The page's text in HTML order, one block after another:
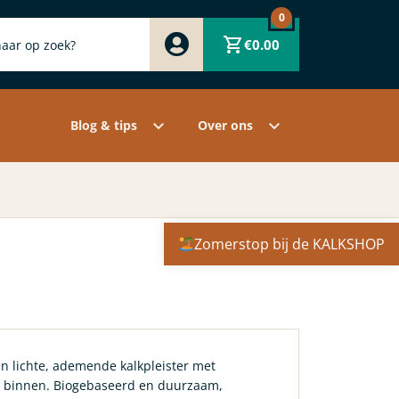
€0.00
0
Zwart
Grijs
Overige pigmenten
Blog & tips Over ons
Contact
lichte, ademende kalkpleister met
Biogebaseerd en duurzaam,
Zomerstop bij de KALKSHOP